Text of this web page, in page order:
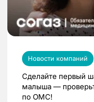
Новости компаний
Сделайте первый
малыша —
по ОМС!